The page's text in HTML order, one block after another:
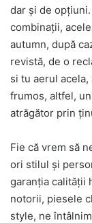
dar și de
combinații,
autumn, după
revistă, de o
si tu aerul
frumos, altfel,
atrăgător prin
Fie că vrem să
ori stilul și
garanția calității
notorii, piesele
style, ne